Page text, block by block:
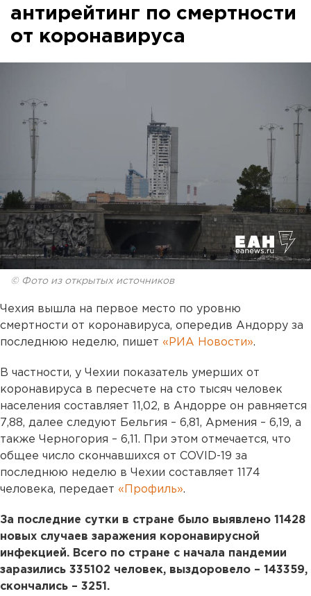
антирейтинг по смертности
от коронавируса
© Фото из открытых источников
Чехия вышла на первое место по уровню
смертности от коронавируса, опередив Андорру за
последнюю неделю, пишет «РИА Новости».
В частности, у Чехии показатель умерших от
коронавируса в пересчете на сто тысяч человек
населения составляет 11,02, в Андорре он равняется
7,88, далее следуют Бельгия – 6,81, Армения – 6,19, а
также Черногория – 6,11. При этом отмечается, что
общее число скончавшихся от COVID-19 за
последнюю неделю в Чехии составляет 1174
человека, передает «Профиль».
За последние сутки в стране было выявлено 11428
новых случаев заражения коронавирусной
инфекцией. Всего по стране с начала пандемии
заразились 335102 человек, выздоровело – 143359,
скончались – 3251.